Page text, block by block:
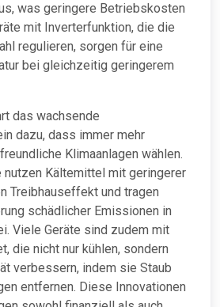
was geringere Betriebskosten
mit Inverterfunktion, die die
regulieren, sorgen für eine
bei gleichzeitig geringerem
das wachsende
dazu, dass immer mehr
Klimaanlagen wählen.
nutzen Kältemittel mit geringerer
Treibhauseffekt und tragen
schädlicher Emissionen in
Viele Geräte sind zudem mit
die nicht nur kühlen, sondern
verbessern, indem sie Staub
entfernen. Diese Innovationen